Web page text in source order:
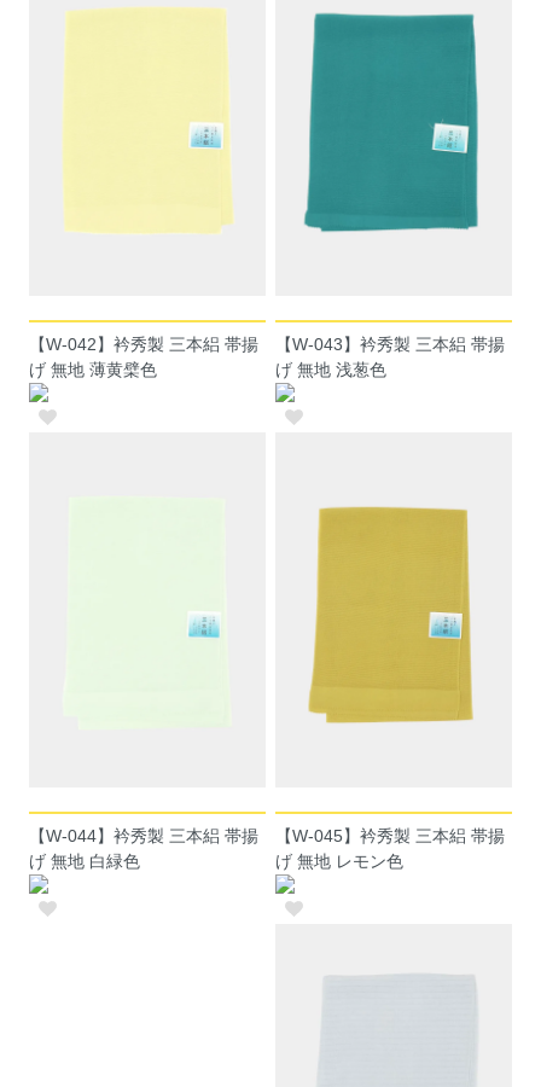
【W-042】衿秀製 三本絽 帯揚
げ 無地 薄黄檗色
【W-043】衿秀製 三本絽 帯揚
げ 無地 浅葱色
【W-044】衿秀製 三本絽 帯揚
げ 無地 白緑色
【W-045】衿秀製 三本絽 帯揚
げ 無地 レモン色